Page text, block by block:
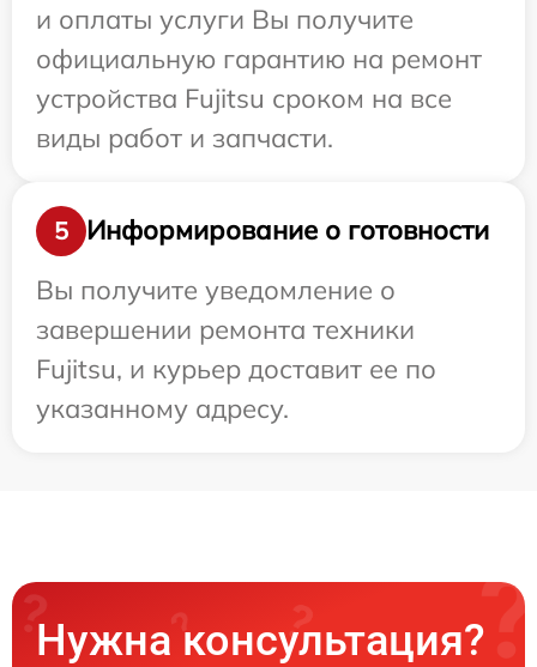
и оплаты услуги Вы получите
официальную гарантию на ремонт
устройства Fujitsu сроком на все
виды работ и запчасти.
5
Информирование о готовности
Вы получите уведомление о
завершении ремонта техники
Fujitsu, и курьер доставит ее по
указанному адресу.
Нужна консультация?